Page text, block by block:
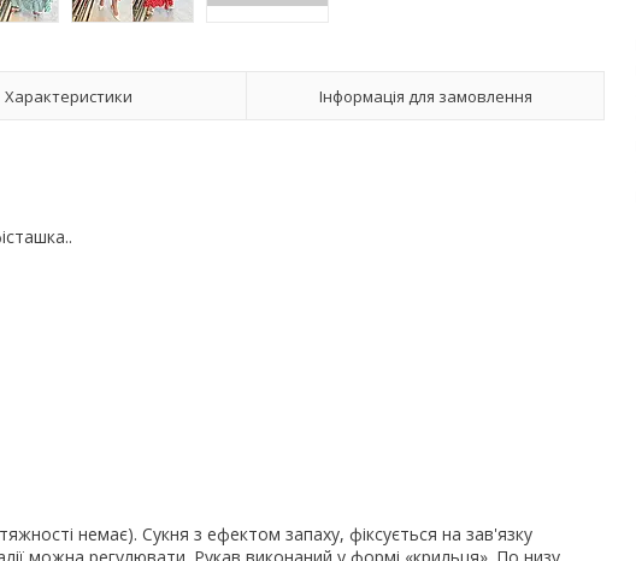
Характеристики Інформація для замовлення
немає). Сукня з ефектом запаху, фіксується на зав'язку